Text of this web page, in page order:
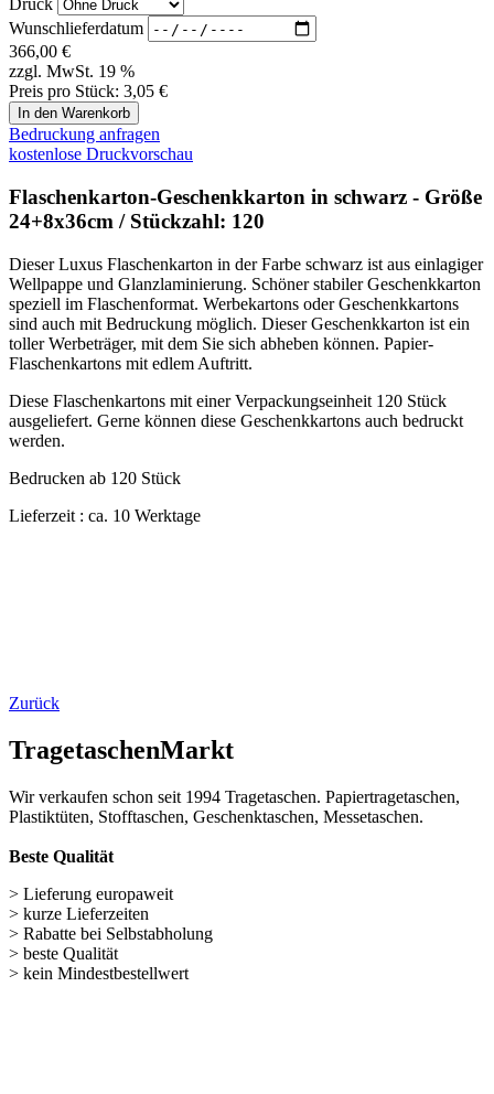
Flaschenkarton-Geschenkkarton in schwarz - Größe
24+8x36cm / Stückzahl: 120
Dieser Luxus Flaschenkarton in der Farbe schwarz ist aus einlagiger
Wellpappe und Glanzlaminierung. Schöner stabiler Geschenkkarton
speziell im Flaschenformat. Werbekartons oder Geschenkkartons
sind auch mit Bedruckung möglich. Dieser Geschenkkarton ist ein
toller Werbeträger, mit dem Sie sich abheben können. Papier-
Flaschenkartons mit edlem Auftritt.
Diese Flaschenkartons mit einer Verpackungseinheit 120 Stück
werden.
Bedrucken ab 120 Stück
Lieferzeit : ca. 10 Werktage
Zurück
> kurze Lieferzeiten
> Rabatte bei Selbstabholung
> kein Mindestbestellwert
Wichtige Links